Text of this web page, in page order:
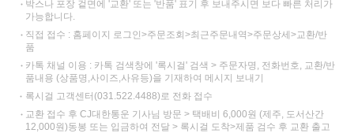
박스나 포장 겉면에 '교환' 또는 '반품' 표기 후 보내주시면 보다 빠른 처리가
가능합니다.
직접 접수 : 홈페이지 로그인>주문조회>최근주문내역>주문상세>교환/반
품
카톡 채널 이용 : 카톡 검색창에 '록시걸' 검색 > 주문자명, 전화번호, 교환/반
품내용 (상품명,사이즈,사유등)을 기재하여 메시지 보내기
록시걸 고객센터(031.522.4488)로 전화 접수
교환 접수 후 CJ대한통운 기사님 방문 > 택배비 6,000원 (제주, 도서산간
12,000원)동봉 또는 입금하여 전달 > 록시걸 도착>제품 검수 후 교환 출고